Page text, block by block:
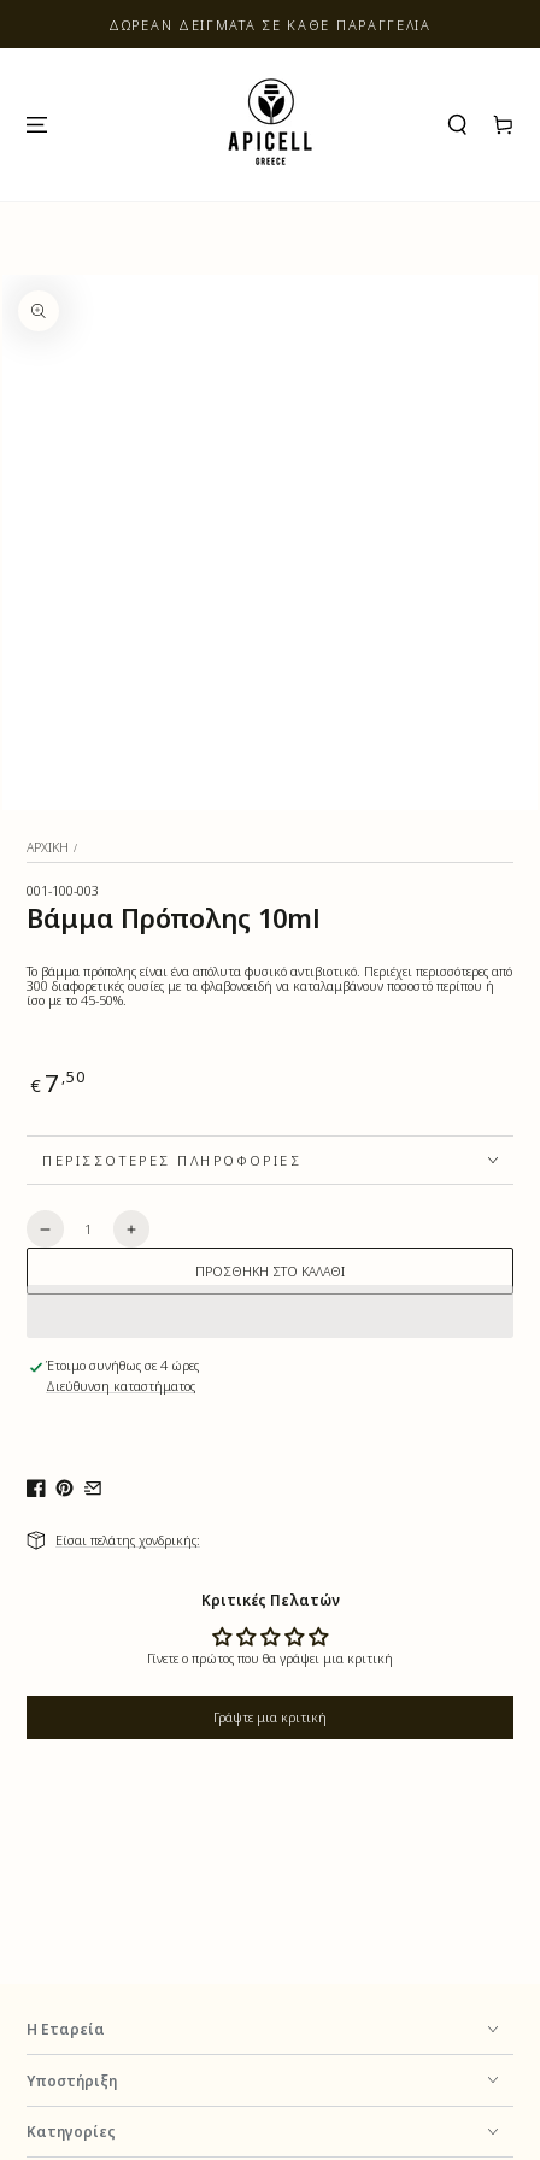
ΔΩΡΕΑΝ ΔΕΙΓΜΑΤΑ ΣΕ ΚΑΘΕ ΠΑΡΑΓΓΕΛΙΑ
ΚΑΛΑΘΙ
ΑΡΧΙΚΉ /
001-100-003
Βάμμα Πρόπολης 10ml
Το βάμμα πρόπολης είναι ένα απόλυτα φυσικό αντιβιοτικό. Περιέχει περισσότερες από
300 διαφορετικές ουσίες με τα φλαβονοειδή να καταλαμβάνουν ποσοστό περίπου ή
ίσο με το 45-50%.
Αρχική
τιμή
€ 7 ,50
ΠΕΡΙΣΣΌΤΕΡΕΣ ΠΛΗΡΟΦΟΡΊΕΣ
-
Βάμμα
+
Βάμμα
ΠΡΟΣΘΉΚΗ ΣΤΟ ΚΑΛΆΘΙ
Έτοιμο συνήθως σε 4 ώρες
Διεύθυνση καταστήματος
Είσαι πελάτης χονδρικής:
Κριτικές Πελατών
Γίνετε ο πρώτος που θα γράψει μια κριτική
Γράψτε μια κριτική
Η Εταρεία
Υποστήριξη
Κατηγορίες